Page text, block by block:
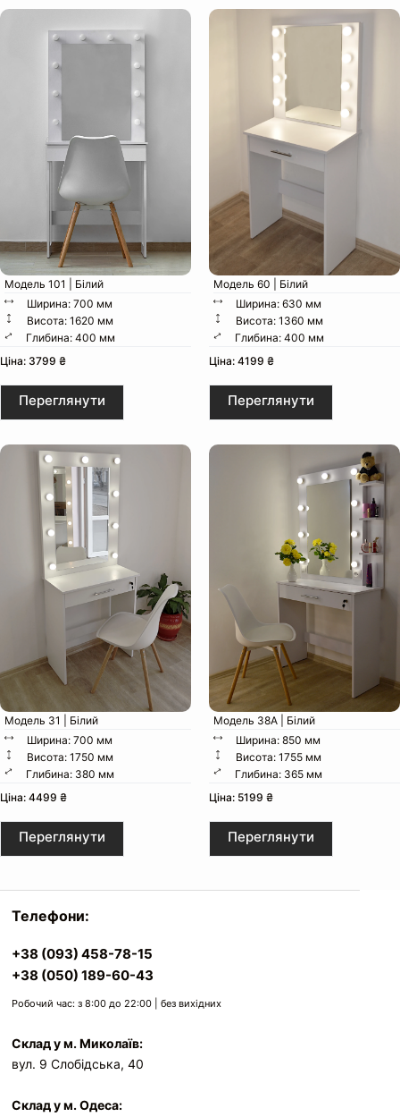
Ширина:
Глибина:
Висота:
Вага:
Пакунок:
Особливості конструкції:
Модель 101 | Білий
Ширина: 700 мм
Висота: 1620 мм
Глибина: 400 мм
Ціна: 3799 ₴
Переглянути
Модель 60 | Білий
Ширина: 630 мм
Висота: 1360 мм
Глибина: 400 мм
Ціна: 4199 ₴
Переглянути
Модель 31 | Білий
Ширина: 700 мм
Висота: 1750 мм
Глибина: 380 мм
Ціна: 4499 ₴
Переглянути
Модель 38А | Білий
Ширина: 850 мм
Висота: 1755 мм
Глибина: 365 мм
Ціна: 5199 ₴
Переглянути
Телефони:
+38 (093) 458-78-15
+38 (050) 189-60-43
Робочий час: з 8:00 до 22:00 | без вихідних
Склад у м. Миколаїв:
вул. 9 Слобідська, 40
Склад у м. Одеса: